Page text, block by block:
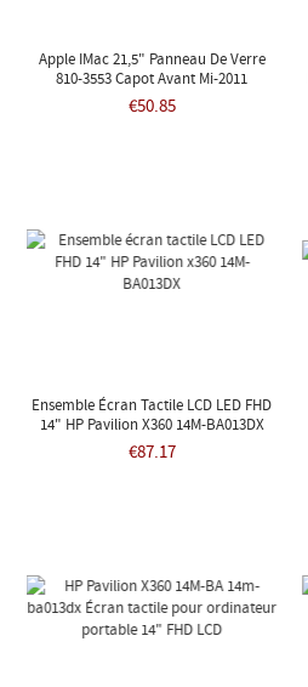
Apple IMac 21,5" Panneau De Verre
810-3553 Capot Avant Mi-2011
€50.85
Ensemble Écran Tactile LCD LED FHD
14" HP Pavilion X360 14M-BA013DX
€87.17